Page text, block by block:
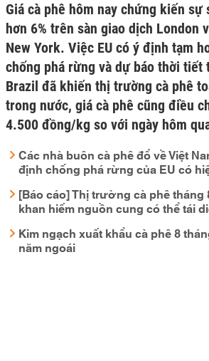
Giá cà phê hôm nay chứng kiến sự
hơn 6% trên sàn giao dịch London
New York. Việc EU có ý định tạm
chống phá rừng và dự báo thời tiết
Brazil đã khiến thị trường cà phê
trong nước, giá cà phê cũng điều
4.500 đồng/kg so với ngày hôm
Các nhà buôn cà phê đổ về Việt
định chống phá rừng của EU có
[Báo cáo] Thị trường cà phê tháng
khan hiếm nguồn cung có thể tái
Kim ngạch xuất khẩu cà phê 8
năm ngoái